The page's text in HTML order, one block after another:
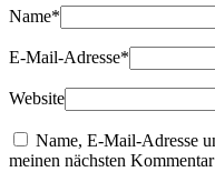
Name*
E-Mail-Adresse*
Website
Name, E-Mail-Adresse
meinen nächsten